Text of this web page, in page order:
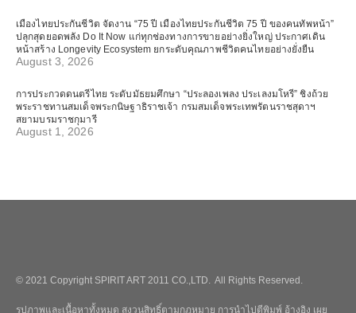
เมืองไทยประกันชีวิต จัดงาน “75 ปี เมืองไทยประกันชีวิต 75 ปี ของคนทัพหน้า”
ปลุกสุดยอดพลัง Do It Now แก่ทุกช่องทางการขายอย่างยิ่งใหญ่ ประกาศเดิน
หน้าสร้าง Longevity Ecosystem ยกระดับคุณภาพชีวิตคนไทยอย่างยั่งยืน
August 3, 2026
การประกวดดนตรีไทย ระดับมัธยมศึกษา “ประลองเพลง ประเลงมโหรี” ชิงถ้วย
พระราชทานสมเด็จพระกนิษฐาธิราชเจ้า กรมสมเด็จพระเทพรัตนราชสุดาฯ
สยามบรมราชกุมารี
August 1, 2026
© 2021 Copyright SPIRIT ART 2011 CO.,LTD. All Rights Reserved.
รูปภาพและเนื้อหาทั้งหมด สงวนสิทธิ์ตามกฎหมาย การนำไปตีพิมพ์ อ้างอิง เผย